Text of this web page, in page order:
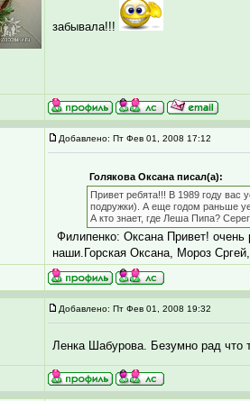
забывала!!!
Добавлено: Пт Фев 01, 2008 17:12
Голякова Оксана писал(а):
Привет ребята!!! В 1989 году
подружки). А еще годом раньше
А кто знает, где Леша Пипа?
Филипенко: Оксана Привет! очень
наши.Горская Оксана, Мороз
Добавлено: Пт Фев 01, 2008 19:32
Ленка Шабурова. Безумно рад что